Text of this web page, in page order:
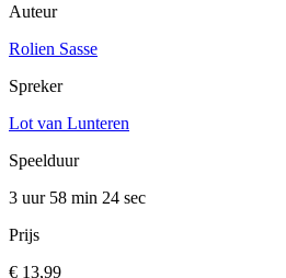
Auteur
Rolien Sasse
Spreker
Lot van Lunteren
Speelduur
3 uur 58 min 24 sec
Prijs
€ 13,99